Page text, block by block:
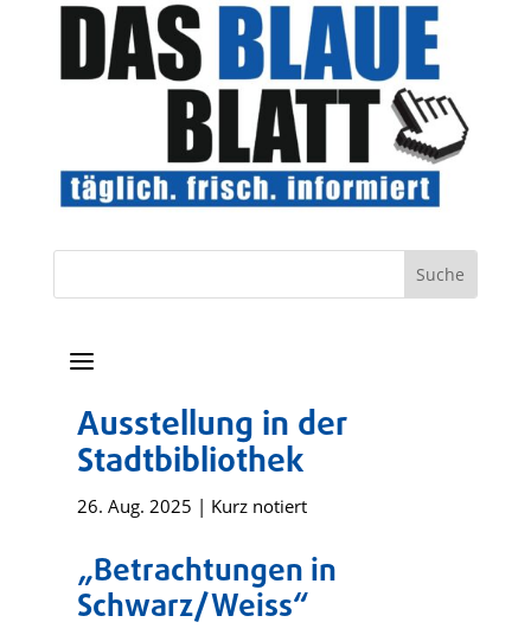
a
Ausstellung in der
Stadtbibliothek
26. Aug. 2025 | Kurz notiert
„Betrachtungen in
Schwarz/Weiss“